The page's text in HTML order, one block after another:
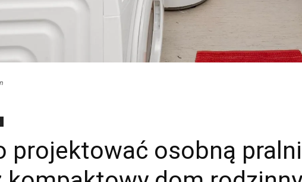
projektować osobną